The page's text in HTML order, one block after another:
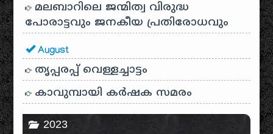
മലബാറിലെ ജന്മിത്വ വിരുദ്ധ
പോരാട്ടവും ജനകീയ പ്രതിരോധവും
August
തൃപ്പരപ്പ് വെള്ളച്ചാട്ടം
കാവുമ്പായി കർഷക സമരം
2023